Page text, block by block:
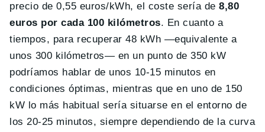
precio de 0,55 euros/kWh, el coste sería de8,80
euros por cada 100 kilómetros. En cuanto a
tiempos, para recuperar 48 kWh —equivalente a
unos 300 kilómetros— en un punto de 350 kW
podríamos hablar de unos 10-15 minutos en
condiciones óptimas, mientras que en uno de 150
kW lo más habitual sería situarse en el entorno de
los 20-25 minutos, siempre dependiendo de la curva